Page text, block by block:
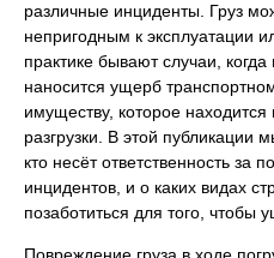
различные инциденты. Груз
непригодным к эксплуатации
практике бывают случаи,
наносится ущерб
имуществу, которое находится
разгрузки. В этой публикации
кто несёт ответственность за
инцидентов, и о каких видах
позаботиться для того, чтобы